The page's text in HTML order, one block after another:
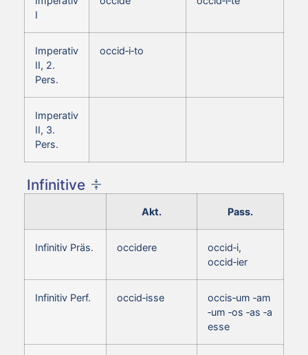
I
Imperativ
II, 2.
Pers.
occid‑i‑to
Imperativ
II, 3.
Pers.
Infinitive
Akt. Pass.
Infinitiv Präs. occidere
occid‑i,
occid‑ier
Infinitiv Perf. occid‑isse
occis‑um ‑am
‑um ‑os ‑as ‑a
esse